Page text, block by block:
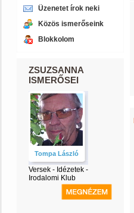
Üzenetet írok neki
Közös ismerőseink
Blokkolom
ZSUZSANNA
ISMERŐSEI
Tompa László
Versek - Idézetek -
Irodalomi Klub